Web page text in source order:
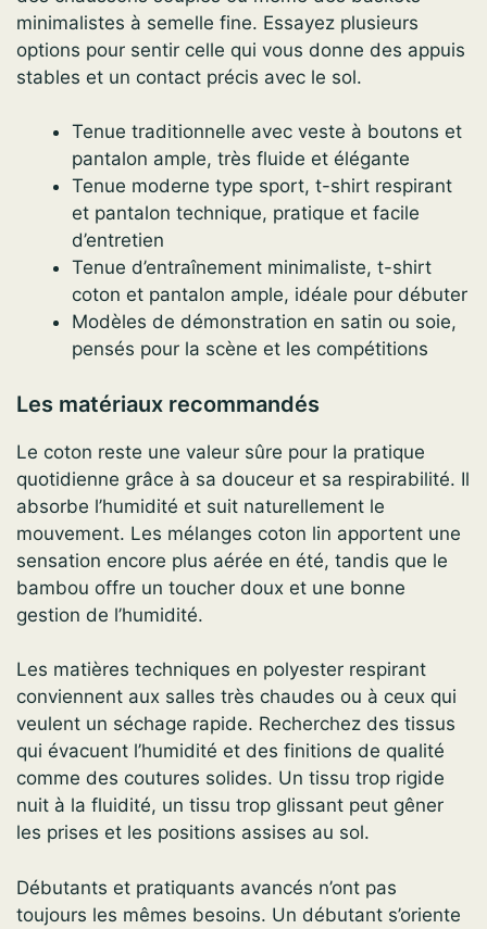
minimalistes à semelle fine. Essayez plusieurs
options pour sentir celle qui vous donne des appuis
stables et un contact précis avec le sol.
Tenue traditionnelle avec veste à boutons et
pantalon ample, très fluide et élégante
Tenue moderne type sport, t-shirt respirant
et pantalon technique, pratique et facile
d’entretien
Tenue d’entraînement minimaliste, t-shirt
coton et pantalon ample, idéale pour débuter
Modèles de démonstration en satin ou soie,
pensés pour la scène et les compétitions
Les matériaux recommandés
Le coton reste une valeur sûre pour la pratique
quotidienne grâce à sa douceur et sa respirabilité. Il
absorbe l’humidité et suit naturellement le
mouvement. Les mélanges coton lin apportent une
sensation encore plus aérée en été, tandis que le
bambou offre un toucher doux et une bonne
gestion de l’humidité.
Les matières techniques en polyester respirant
conviennent aux salles très chaudes ou à ceux qui
veulent un séchage rapide. Recherchez des tissus
qui évacuent l’humidité et des finitions de qualité
comme des coutures solides. Un tissu trop rigide
nuit à la fluidité, un tissu trop glissant peut gêner
les prises et les positions assises au sol.
Débutants et pratiquants avancés n’ont pas
toujours les mêmes besoins. Un débutant s’oriente